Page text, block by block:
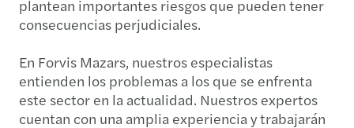
plantean importantes riesgos que pueden tener
consecuencias perjudiciales.
En Forvis Mazars, nuestros especialistas
entienden los problemas a los que se enfrenta
este sector en la actualidad. Nuestros expertos
cuentan con una amplia experiencia y trabajarán